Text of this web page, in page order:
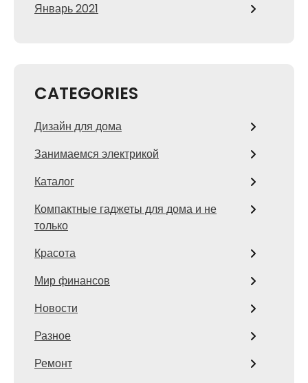
Январь 2021
CATEGORIES
Дизайн для дома
Занимаемся электрикой
Каталог
Компактные гаджеты для дома и не
только
Красота
Мир финансов
Новости
Разное
Ремонт